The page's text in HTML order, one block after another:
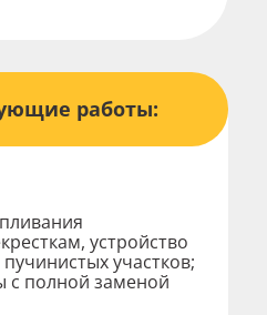
работы:
устройство
участков;
с полной заменой